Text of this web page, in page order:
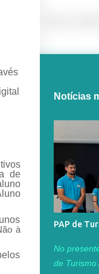
de
à
Notícias
PAP de
No
de Turismo